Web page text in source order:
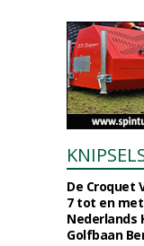
De Croquet
7 tot en
Nederlands
Golfbaan